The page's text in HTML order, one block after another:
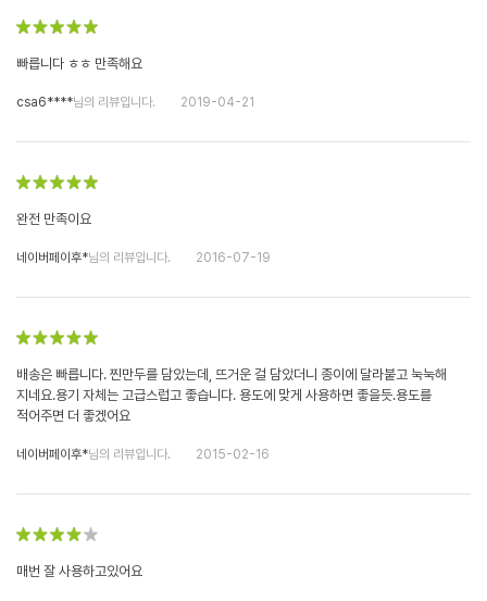
빠릅니다 ㅎㅎ 만족해요
csa6****님의 리뷰입니다. 2019-04-21
완전 만족이요
네이버페이후*님의 리뷰입니다. 2016-07-19
배송은 빠릅니다. 찐만두를 담았는데, 뜨거운 걸 담았더니 종이에 달라붙고 눅눅해
지네요.용기 자체는 고급스럽고 좋습니다. 용도에 맞게 사용하면 좋을듯.용도를
적어주면 더 좋겠어요
네이버페이후*님의 리뷰입니다. 2015-02-16
매번 잘 사용하고있어요